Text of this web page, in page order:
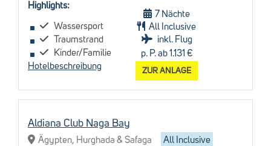
Highlights:
Wassersport
Traumstrand
Kinder/Familie
Hotelbeschreibung
7 Nächte
All Inclusive
inkl. Flug
p. P. ab 1.131 €
ZUR ANLAGE
Aldiana Club Naga Bay
Ägypten, Hurghada & Safaga All Inclusive